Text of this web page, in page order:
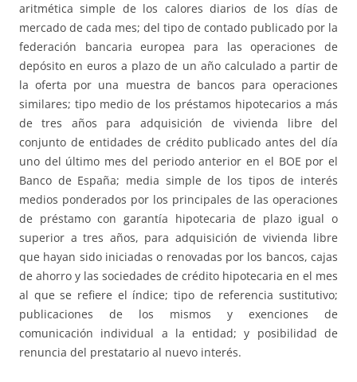
aritmética simple de los calores diarios de los días de
mercado de cada mes; del tipo de contado publicado por la
federación bancaria europea para las operaciones de
depósito en euros a plazo de un año calculado a partir de
la oferta por una muestra de bancos para operaciones
similares; tipo medio de los préstamos hipotecarios a más
de tres años para adquisición de vivienda libre del
conjunto de entidades de crédito publicado antes del día
uno del último mes del periodo anterior en el BOE por el
Banco de España; media simple de los tipos de interés
medios ponderados por los principales de las operaciones
de préstamo con garantía hipotecaria de plazo igual o
superior a tres años, para adquisición de vivienda libre
que hayan sido iniciadas o renovadas por los bancos, cajas
de ahorro y las sociedades de crédito hipotecaria en el mes
al que se refiere el índice; tipo de referencia sustitutivo;
publicaciones de los mismos y exenciones de
comunicación individual a la entidad; y posibilidad de
renuncia del prestatario al nuevo interés.